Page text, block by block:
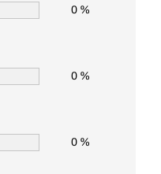
0 %
0 %
0 %